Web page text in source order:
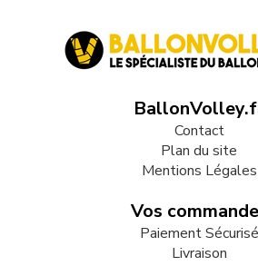
Contact
Plan du site
Mentions Légales
Vos
Paiement Sécurisé
Livraison